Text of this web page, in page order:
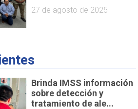
27 de agosto de 2025
Brinda IMSS información
sobre detección y
tratamiento de ale...